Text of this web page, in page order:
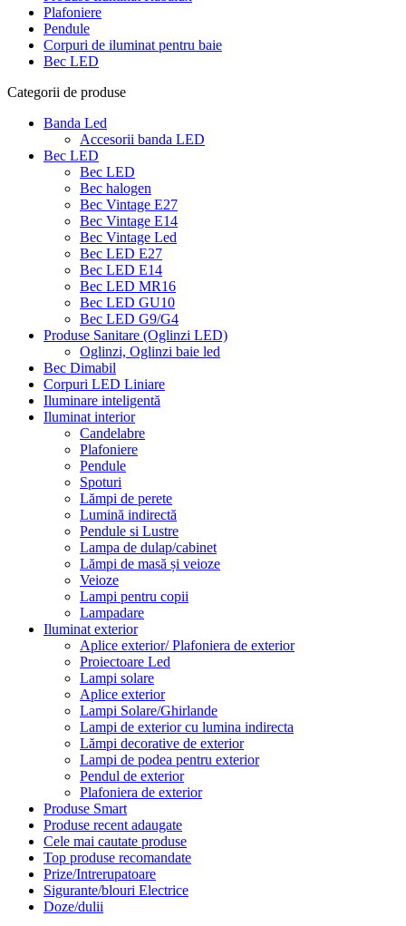
Plafoniere
Pendule
Corpuri de iluminat pentru baie
Bec LED
Categorii de produse
Banda Led
Accesorii banda LED
Bec LED
Bec LED
Bec halogen
Bec Vintage E27
Bec Vintage E14
Bec Vintage Led
Bec LED E27
Bec LED E14
Bec LED MR16
Bec LED GU10
Bec LED G9/G4
Produse Sanitare (Oglinzi LED)
Oglinzi, Oglinzi baie led
Bec Dimabil
Corpuri LED Liniare
Iluminare inteligentă
Iluminat interior
Candelabre
Plafoniere
Pendule
Spoturi
Lămpi de perete
Lumină indirectă
Pendule si Lustre
Lampa de dulap/cabinet
Lămpi de masă și veioze
Veioze
Lampi pentru copii
Lampadare
Iluminat exterior
Aplice exterior/ Plafoniera de exterior
Proiectoare Led
Lampi solare
Aplice exterior
Lampi Solare/Ghirlande
Lampi de exterior cu lumina indirecta
Lămpi decorative de exterior
Lampi de podea pentru exterior
Pendul de exterior
Plafoniera de exterior
Produse Smart
Produse recent adaugate
Cele mai cautate produse
Top produse recomandate
Prize/Intrerupatoare
Sigurante/blouri Electrice
Doze/dulii